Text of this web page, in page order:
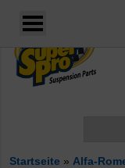
Startseite » Alfa-